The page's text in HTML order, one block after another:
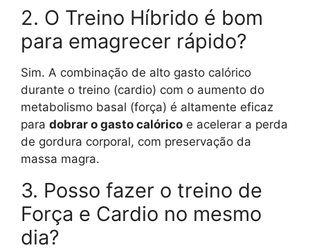
2. O Treino Híbrido é bom
para emagrecer rápido?
Sim. A combinação de alto gasto calórico
durante o treino (cardio) com o aumento do
metabolismo basal (força) é altamente eficaz
para dobrar o gasto calórico e acelerar a perda
de gordura corporal, com preservação da
massa magra.
3. Posso fazer o treino de
Força e Cardio no mesmo
dia?